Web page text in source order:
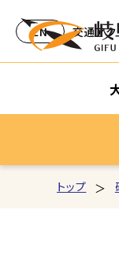
EN 交通ア
トップ